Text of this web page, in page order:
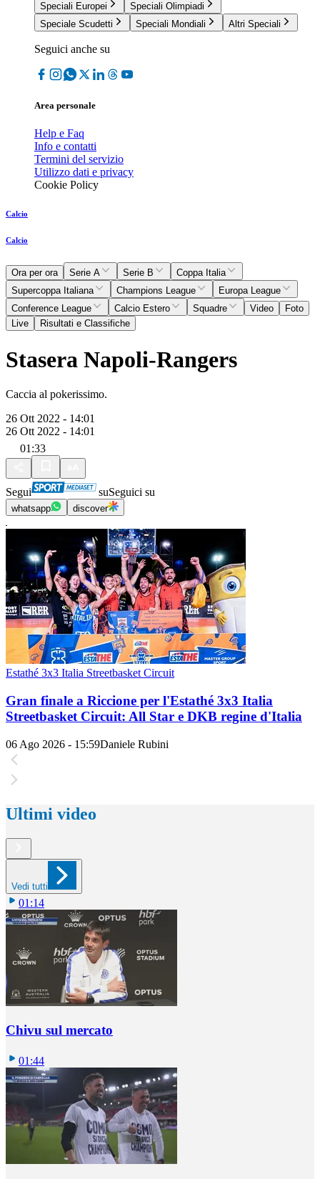
Speciali Europei
Speciali Olimpiadi
Speciale Scudetti
Speciali Mondiali Altri Speciali
Seguici anche su
Area personale
Help e Faq
Info e contatti
Termini del servizio
Utilizzo dati e privacy
Cookie Policy
Calcio
Calcio
Ora per ora Serie A Serie B
Coppa Italia
Supercoppa Italiana
Champions League
Europa League
Conference League
Calcio Estero Squadre Video
Foto
Live
Risultati e Classifiche
Stasera Napoli-Rangers
Caccia al pokerissimo.
26 Ott 2022 - 14:01
26 Ott 2022 - 14:01
01:33
Segui suSeguici su
whatsapp discover
Estathé 3x3 Italia Streetbasket Circuit
Gran finale a Riccione per l'Estathé 3x3 Italia
Streetbasket Circuit: All Star e DKB regine d'Italia
06 Ago 2026 - 15:59Daniele Rubini
Ultimi video
Vedi tutti
01:14
Chivu sul mercato
01:44